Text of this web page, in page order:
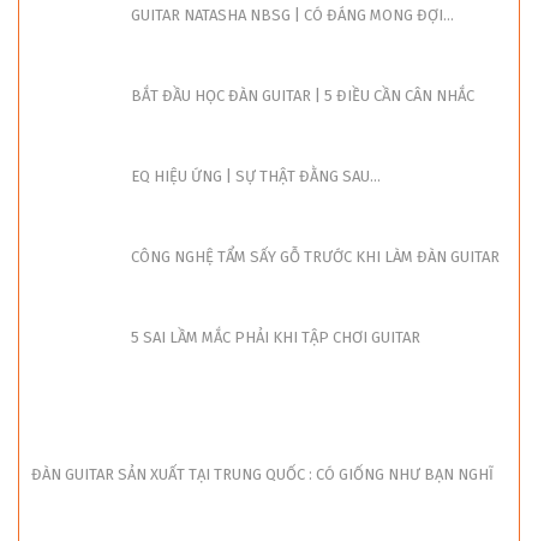
GUITAR NATASHA NBSG | CÓ ĐÁNG MONG ĐỢI...
BẮT ĐẦU HỌC ĐÀN GUITAR | 5 ĐIỀU CẦN CÂN NHẮC
EQ HIỆU ỨNG | SỰ THẬT ĐẰNG SAU...
CÔNG NGHỆ TẨM SẤY GỖ TRƯỚC KHI LÀM ĐÀN GUITAR
5 SAI LẦM MẮC PHẢI KHI TẬP CHƠI GUITAR
ĐÀN GUITAR SẢN XUẤT TẠI TRUNG QUỐC : CÓ GIỐNG NHƯ BẠN NGHĨ